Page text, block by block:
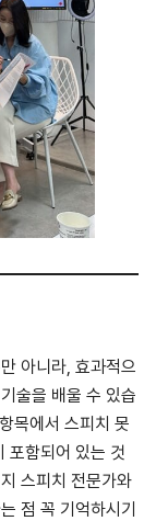
아니라, 효과적으
술을 배울 수 있습
목에서 스피치 못
포함되어 있는 것
스피치 전문가와
점 꼭 기억하시기